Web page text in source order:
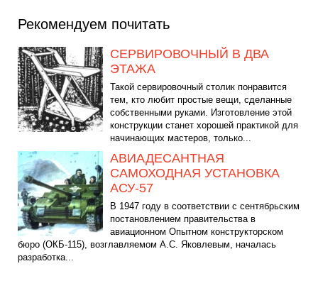
Рекомендуем почитать
СЕРВИРОВОЧНЫЙ В ДВА
ЭТАЖА
Такой сервировочный столик понравится
тем, кто любит простые вещи, сделанные
собственными руками. Изготовление этой
конструкции станет хорошей практикой для
начинающих мастеров, только...
АВИАДЕСАНТНАЯ
САМОХОДНАЯ УСТАНОВКА
АСУ-57
В 1947 году в соответствии с сентябрьским
постановлением правительства в
авиационном Опытном конструкторском
бюро (ОКБ-115), возглавляемом A.C. Яковлевым, началась
разработка...